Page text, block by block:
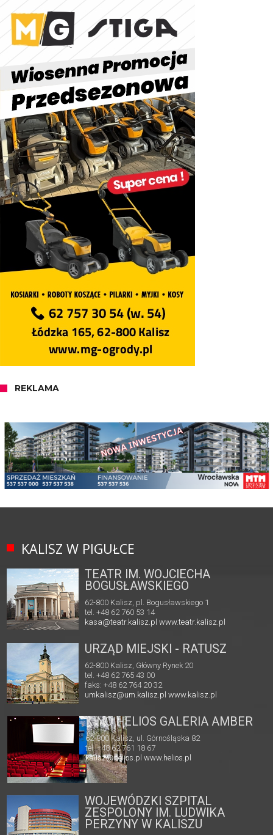
REKLAMA
KALISZ W PIGUŁCE
TEATR IM. WOJCIECHA
BOGUSŁAWSKIEGO
62-800 Kalisz, pl. Bogusławskiego 1
tel. +48 62 760 53 14
kasa@teatr.kalisz.pl www.teatr.kalisz.pl
URZĄD MIEJSKI - RATUSZ
62-800 Kalisz, Główny Rynek 20
tel. +48 62 765 43 00
faks: +48 62 764 20 32
umkalisz@um.kalisz.plwww.kalisz.pl
KINO HELIOS GALERIA AMBER
62-800 Kalisz, ul. Górnośląska 82
tel. +48 62 761 18 67
kalisz@helios.pl www.helios.pl
WOJEWÓDZKI SZPITAL
ZESPOLONY IM. LUDWIKA
PERZYNY W KALISZU